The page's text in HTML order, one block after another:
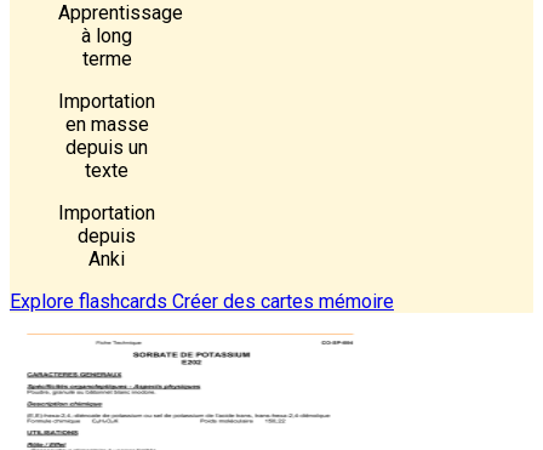
Apprentissage
à long
terme
Importation
en masse
depuis un
texte
Importation
depuis
Anki
Explore flashcards Créer des cartes mémoire